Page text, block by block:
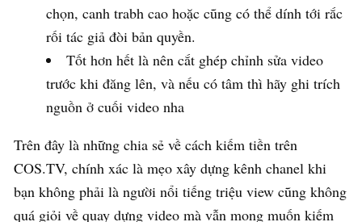
chọn, canh trabh cao hoặc cũng có thể dính tới rắc
rối tác giả đòi bản quyền.
Tốt hơn hết là nên cắt ghép chỉnh sửa video
trước khi đăng lên, và nếu có tâm thì hãy ghi trích
nguồn ở cuối video nha
Trên đây là những chia sẻ về cách kiếm tiền trên
COS.TV, chính xác là mẹo xây dựng kênh chanel khi
bạn không phải là người nổi tiếng triệu view cũng không
quá giỏi về quay dựng video mà vẫn mong muốn kiếm